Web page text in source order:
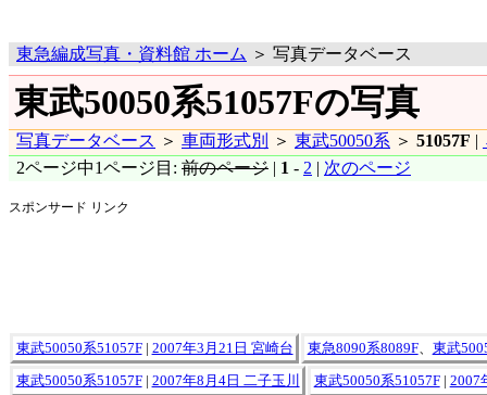
東急編成写真・資料館 ホーム ＞ 写真データベース
東武50050系51057Fの写真
写真データベース ＞ 車両形式別 ＞ 東武50050系 ＞ 51057F |
2ページ中1ページ目: 前のページ | 1 - 2 | 次のページ
スポンサード リンク
東武50050系51057F| 2007年3月21日 宮崎台 東急8090系8089F、 東武
東武50050系51057F| 2007年8月4日 二子玉川 東武50050系51057F| 2007